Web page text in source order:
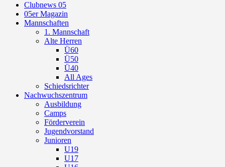
Clubnews 05
05er Magazin
Mannschaften
1. Mannschaft
Alte Herren
Ü60
Ü50
Ü40
All Ages
Schiedsrichter
Nachwuchszentrum
Ausbildung
Camps
Förderverein
Jugendvorstand
Junioren
U19
U17